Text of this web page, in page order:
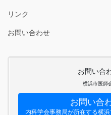
リンク
お問い合わせ
お問い合
横浜市医師
お問い合
内科学会事務局が所在する横